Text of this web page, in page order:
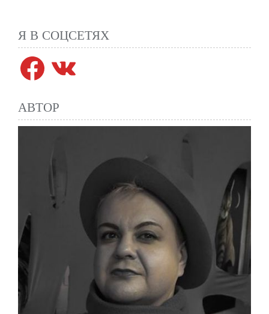
Я В СОЦСЕТЯХ
Facebook
АВТОР